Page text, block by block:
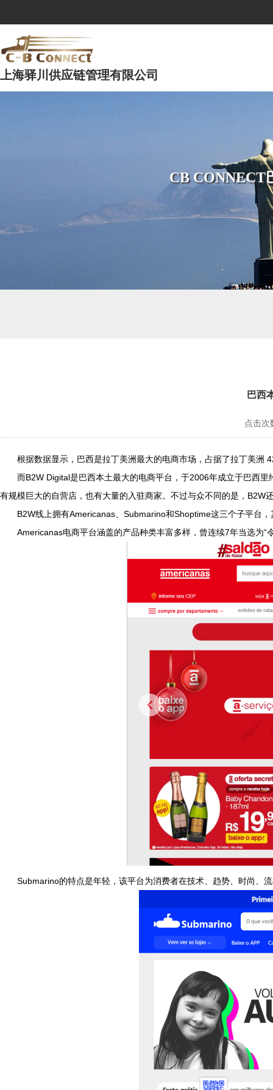
上海驿川供应链管理有限公司
CB CONNECT
巴西
点击次
根据数据显示，巴西是拉丁美洲最大的电商市场，占据了拉丁美洲
而B2W Digital是巴西本土最大的电商平台，于2006年成立于巴西
有规模巨大的自营店，也有大量的入驻商家。不过与众不同的是，
B2W线上拥有Americanas、Submarino和Shoptime这三个子平台
Americanas电商平台涵盖的产品种类丰富多样，曾连续7年当选为
Submarino的特点是年轻，该平台为消费者在技术、趋势、时尚、